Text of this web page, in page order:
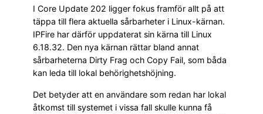
I Core Update 202 ligger fokus framför allt på att
täppa till flera aktuella sårbarheter i Linux-kärnan.
IPFire har därför uppdaterat sin kärna till Linux
6.18.32. Den nya kärnan rättar bland annat
sårbarheterna Dirty Frag och Copy Fail, som båda
kan leda till lokal behörighetshöjning.
Det betyder att en användare som redan har lokal
åtkomst till systemet i vissa fall skulle kunna få